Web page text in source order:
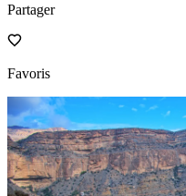
Partager
Favoris